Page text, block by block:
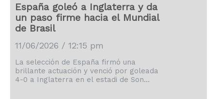
España goleó a Inglaterra y da
un paso firme hacia el Mundial
de Brasil
11/06/2026 / 12:15 pm
La selección de España firmó una
brillante actuación y venció por goleada
4-0 a Inglaterra en el estadi de Son